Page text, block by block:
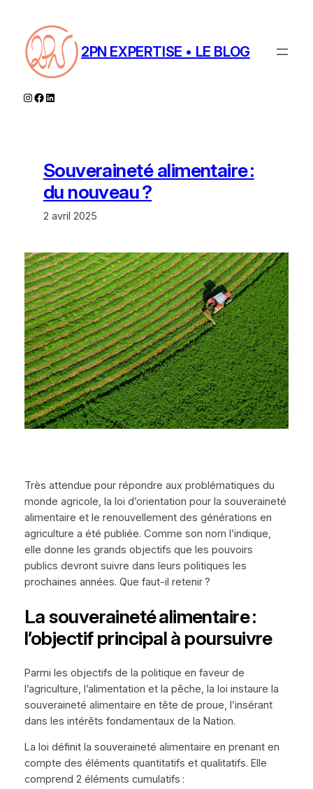
contenu
2PN EXPERTISE • LE BLOG
Instagram
Facebook
LinkedIn
Souveraineté alimentaire :
du nouveau ?
2 avril 2025
Très attendue pour répondre aux problématiques du
monde agricole, la loi d’orientation pour la souveraineté
alimentaire et le renouvellement des générations en
agriculture a été publiée. Comme son nom l’indique,
elle donne les grands objectifs que les pouvoirs
publics devront suivre dans leurs politiques les
prochaines années. Que faut-il retenir ?
La souveraineté alimentaire :
l’objectif principal à poursuivre
Parmi les objectifs de la politique en faveur de
l’agriculture, l’alimentation et la pêche, la loi instaure la
souveraineté alimentaire en tête de proue, l’insérant
dans les intérêts fondamentaux de la Nation.
La loi définit la souveraineté alimentaire en prenant en
compte des éléments quantitatifs et qualitatifs. Elle
comprend 2 éléments cumulatifs :